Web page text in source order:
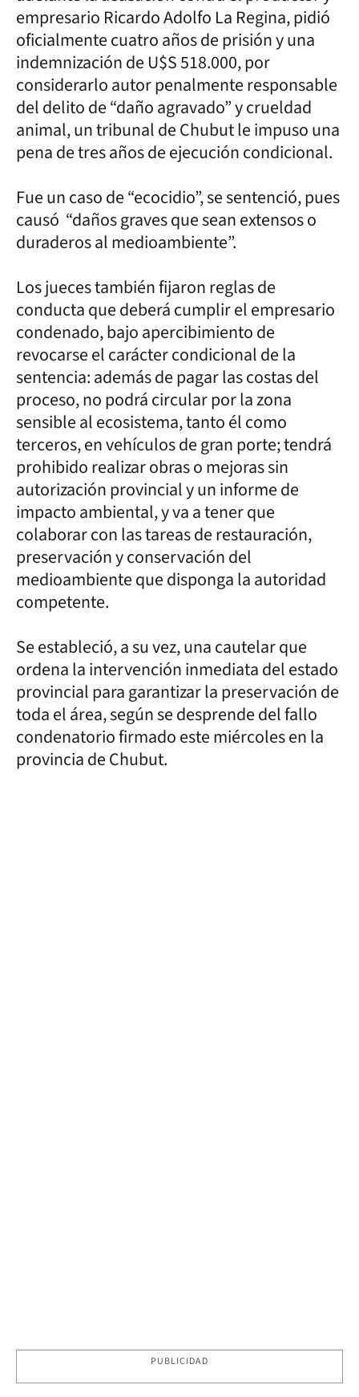
empresario Ricardo Adolfo La Regina, pidió
oficialmente cuatro años de prisión y una
indemnización de U$S 518.000, por
considerarlo autor penalmente responsable
del delito de “daño agravado” y crueldad
animal, un tribunal de Chubut le impuso una
pena de tres años de ejecución condicional.
Fue un caso de “ecocidio”, se sentenció, pues
causó “daños graves que sean extensos o
duraderos al medioambiente”.
Los jueces también fijaron reglas de
conducta que deberá cumplir el empresario
condenado, bajo apercibimiento de
revocarse el carácter condicional de la
sentencia: además de pagar las costas del
proceso, no podrá circular por la zona
sensible al ecosistema, tanto él como
terceros, en vehículos de gran porte; tendrá
prohibido realizar obras o mejoras sin
autorización provincial y un informe de
impacto ambiental, y va a tener que
colaborar con las tareas de restauración,
preservación y conservación del
medioambiente que disponga la autoridad
competente.
Se estableció, a su vez, una cautelar que
ordena la intervención inmediata del estado
provincial para garantizar la preservación de
toda el área, según se desprende del fallo
condenatorio firmado este miércoles en la
provincia de Chubut.
PUBLICIDAD